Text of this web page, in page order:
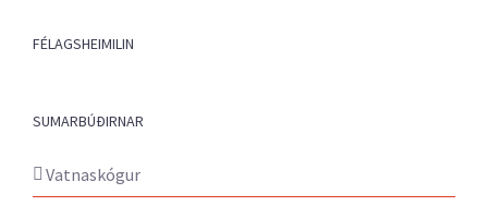
FÉLAGSHEIMILIN
SUMARBÚÐIRNAR
Vatnaskógur